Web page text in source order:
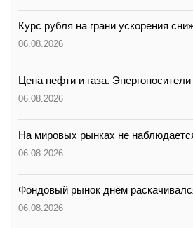
Курс рубля на грани ускорения
06.08.2026
Цена нефти и газа.
06.08.2026
На мировых рынках не
06.08.2026
Фондовый рынок днём
06.08.2026